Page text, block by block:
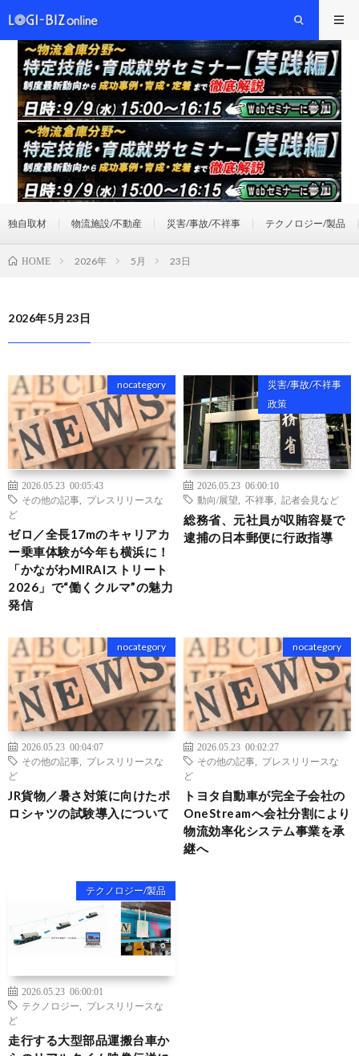
独自取材 物流施設/不動産 災害/事故/不祥事 テクノロジー/製品
HOME 2026年 5月 23日
2026年5月23日
nocategory
2026.05.23 00:05:43
その他の記事
プレスリリースな
ど
ゼロ／全長17mのキャリアカ
ー乗車体験が今年も横浜に！
「かながわMIRAIストリート
2026」で“働くクルマ”の魅力
発信
災害/事故/不祥事
政策
2026.05.23 06:00:10
動向/展望
不祥事 記者会見など
総務省、元社員が収賄容疑で
逮捕の日本郵便に行政指導
nocategory
2026.05.23 00:04:07
その他の記事
プレスリリースな
ど
JR貨物／暑さ対策に向けたポ
ロシャツの試験導入について
nocategory
2026.05.23 00:02:27
その他の記事
プレスリリースな
ど
トヨタ自動車が完全子会社の
OneStreamへ会社分割により
物流効率化システム事業を承
継へ
テクノロジー/製品
2026.05.23 06:00:01
テクノロジー
プレスリリースな
ど
走行する大型部品運搬台車か